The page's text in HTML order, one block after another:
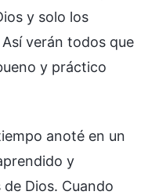
y solo los
verán todos que
y práctico
anoté en un
y
Dios. Cuando